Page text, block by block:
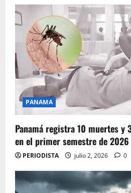
PANAMA
Panamá registra 10 muertes y
en el primer semestre de 2026
PERIODISTA julio 2, 2026 0